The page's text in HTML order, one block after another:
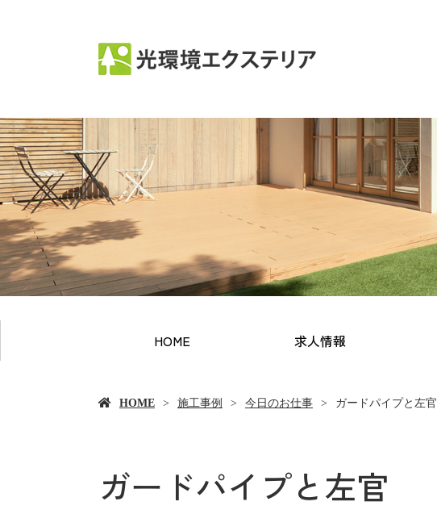
HOME 求人情報
HOME 施工事例 今日のお仕事 ガードパイプと左官
ガードパイプと左官